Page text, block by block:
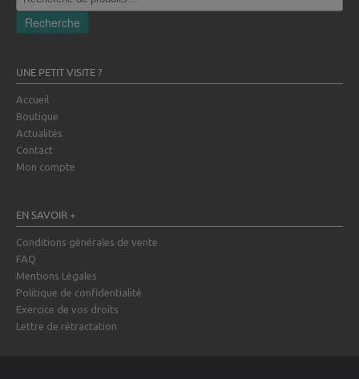
pour :
Recherche
UNE PETIT VISITE ?
Accueil
Boutique
Actualités
Contact
Mon compte
EN SAVOIR +
Conditions générales de vente
FAQ
Mentions Légales
Politique de confidentialité
Exercice de vos droits
Lettre de rétractation